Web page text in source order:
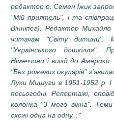
редактор о. Семен Їжик
"Мій приятель", і та
Вінніпег). Редактор
читачам "Світу дитини".
"Українського
Німеччини і виїзд до
"Без рожевих окулярів"
Луки Мишуги в 1951-1952 р. І
посьогодні. Репортажі,
колонка "З мого вікна". Теми
схожі одна на одну..."